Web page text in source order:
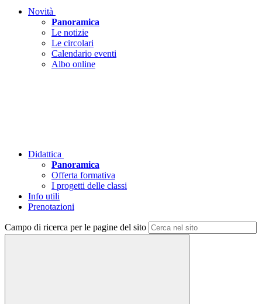
Novità
Panoramica
Le notizie
Le circolari
Calendario eventi
Albo online
Didattica
Panoramica
Offerta formativa
I progetti delle classi
Info utili
Prenotazioni
Campo di ricerca per le pagine del sito